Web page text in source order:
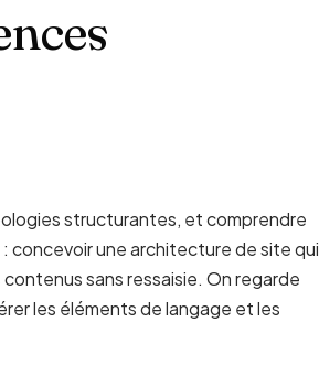
structurantes, et comprendre
concevoir une architecture de site qui
sans ressaisie. On regarde
les éléments de langage et les